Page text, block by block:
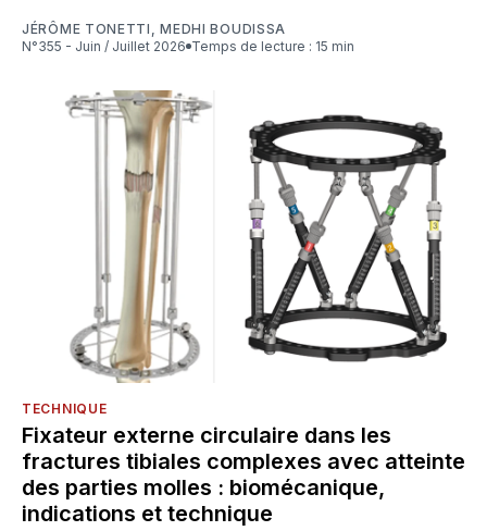
JÉRÔME TONETTI ,MEDHI BOUDISSA
N°355 - Juin / Juillet 2026
Temps de lecture : 15 min
TECHNIQUE
Fixateur externe circulaire dans les
fractures tibiales complexes avec atteinte
des parties molles : biomécanique,
indications et technique